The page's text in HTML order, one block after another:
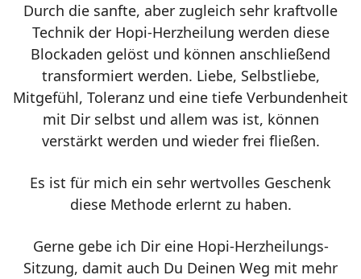
Durch die sanfte, aber zugleich sehr kraftvolle
Technik der Hopi-Herzheilung werden diese
Blockaden gelöst und können anschließend
transformiert werden. Liebe, Selbstliebe,
Mitgefühl, Toleranz und eine tiefe Verbundenheit
mit Dir selbst und allem was ist, können
verstärkt werden und wieder frei fließen.
Es ist für mich ein sehr wertvolles Geschenk
diese Methode erlernt zu haben.
Gerne gebe ich Dir eine Hopi-Herzheilungs-
Sitzung, damit auch Du Deinen Weg mit mehr